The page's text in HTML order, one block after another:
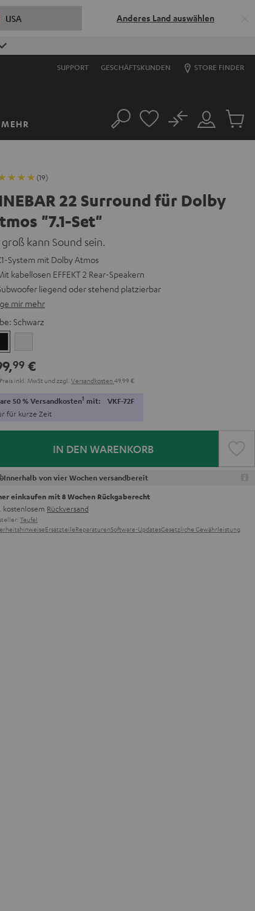
USA Anderes Land auswählen
SUPPORT GESCHÄFTSKUNDEN STORE FINDER
MEHR Suche
Mein
Konto
No
Artikel
(19)
22 Surround für Dolby
"7.1-Set"
groß kann Sound sein.
System mit Dolby Atmos
kabellosen EFFEKT 2 Rear-Speakern
liegend oder stehend platzierbar
mir mehr
Schwarz
99 €
inkl. MwSt und zzgl. Versandkosten 49,99 €
50 % Versandkosten1 mit: VKF-72F
für kurze Zeit
IN DEN WARENKORB
Innerhalb von vier Wochen versandbereit
einkaufen mit 8 Wochen Rückgaberecht
kostenlosem Rückversand
Teufel
ErsatzteileReparaturenSoftware-UpdatesGesetzliche Gewährleistung